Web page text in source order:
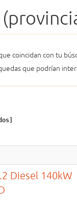
coincidan con tu
que podrían
Diesel 140kW